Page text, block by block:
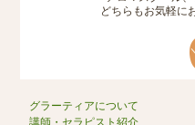
どちらもお気軽に
グラーティアについて
講師・セラピスト紹介